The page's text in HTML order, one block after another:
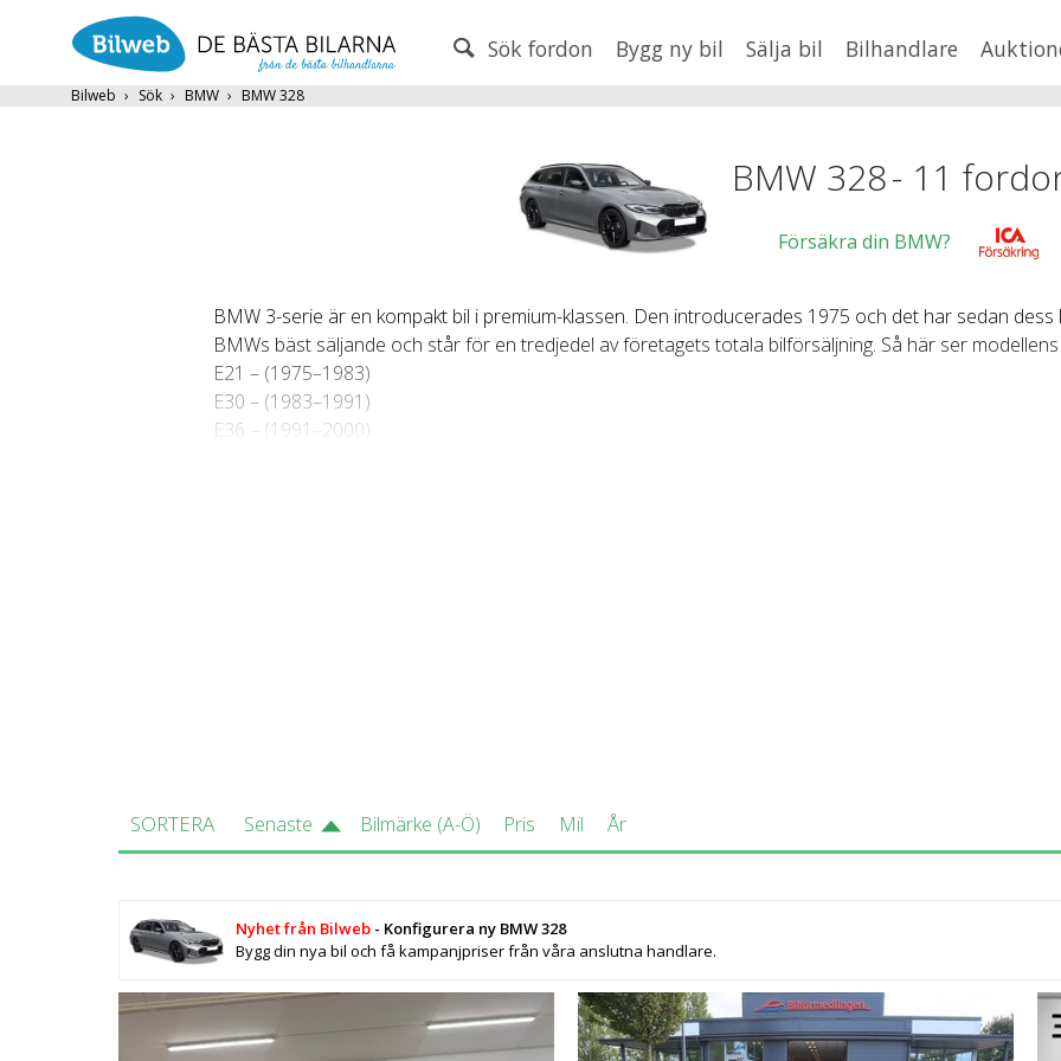
Sök fordon Bygg ny bil Sälja bil Bilhandlare
Bilweb Sök BMW BMW 328
Populära märken Volvo,Audi,Mercedes
År till
BMW 328- 11
Försäkra din BMW?
BMW 3-serie är en kompakt bil i premium-klassen. Den introducerades 1975 och det har sedan
BMWs bäst säljande och står för en tredjedel av företagets totala bilförsäljning. Så här ser
E21 – (1975–1983)
E30 – (1983–1991)
E36 – (1991–2000)
SORTERA Senaste Bilmärke (A-Ö) Pris Mil År
Nyhet från Bilweb - Konfigurera ny BMW 328
Bygg din nya bil och få kampanjpriser från våra anslutna handlare.